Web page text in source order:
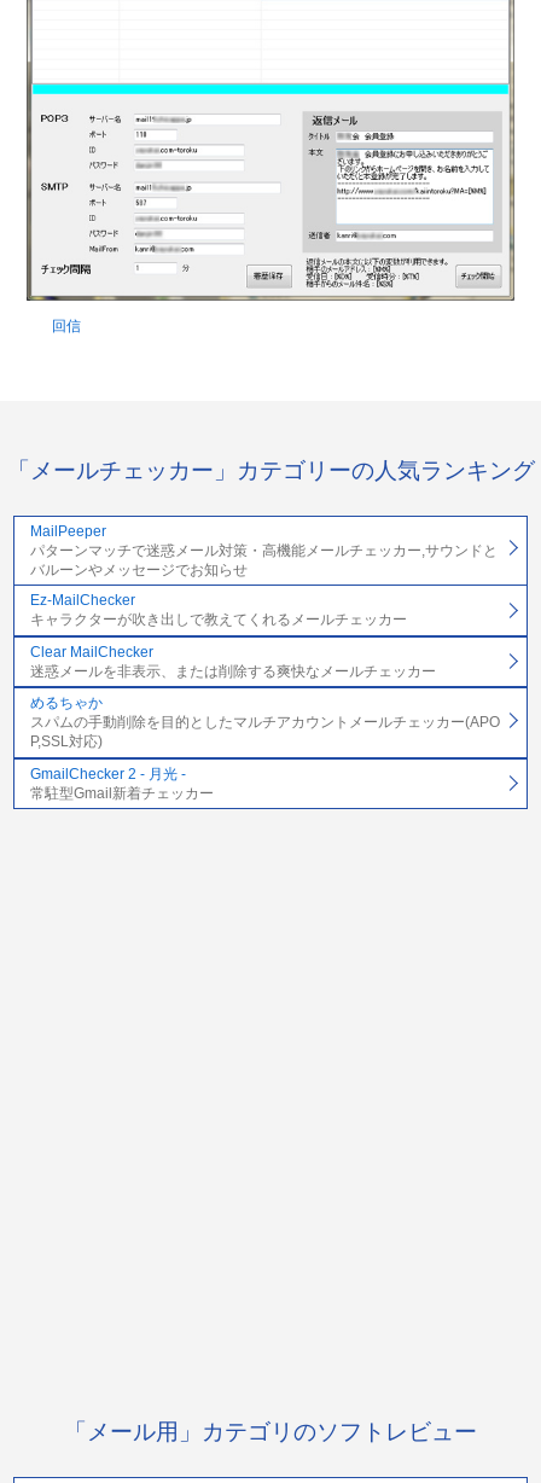
回信
「メールチェッカー」カテゴリーの人気ランキング
MailPeeper
パターンマッチで迷惑メール対策・高機能メールチェッカー,サウンドと
バルーンやメッセージでお知らせ
Ez-MailChecker
キャラクターが吹き出しで教えてくれるメールチェッカー
Clear MailChecker
迷惑メールを非表示、または削除する爽快なメールチェッカー
めるちゃか
スパムの手動削除を目的としたマルチアカウントメールチェッカー(APO
P,SSL対応)
GmailChecker 2 - 月光 -
常駐型Gmail新着チェッカー
「メール用」カテゴリのソフトレビュー